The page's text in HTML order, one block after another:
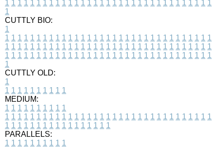
1 1 1 1 1 1 1 1 1 1 1 1 1 1 1 1 1 1 1 1 1 1 1 1 1 1 1 1 1 1 1 1 1
1
CUTTLY BIO:
1
1 1 1 1 1 1 1 1 1 1 1 1 1 1 1 1 1 1 1 1 1 1 1 1 1 1 1 1 1 1 1 1 1
1 1 1 1 1 1 1 1 1 1 1 1 1 1 1 1 1 1 1 1 1 1 1 1 1 1 1 1 1 1 1 1 1
1 1 1 1 1 1 1 1 1 1 1 1 1 1 1 1 1 1 1 1 1 1 1 1 1 1 1 1 1 1 1 1 1
1
CUTTLY OLD:
1
1 1 1 1 1 1 1 1 1 1
MEDIUM:
1 1 1 1 1 1 1 1 1 1
1 1 1 1 1 1 1 1 1 1 1 1 1 1 1 1 1 1 1 1 1 1 1 1 1 1 1 1 1 1 1 1 1
1 1 1 1 1 1 1 1 1 1 1 1 1 1 1 1 1
PARALLELS:
1 1 1 1 1 1 1 1 1 1